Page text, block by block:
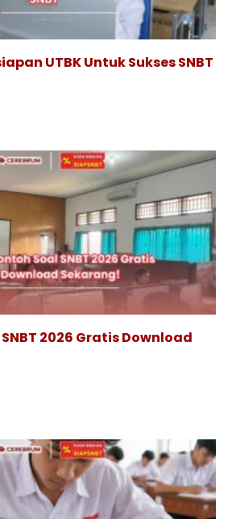
UTBK Untuk Sukses SNBT
2026 Gratis Download